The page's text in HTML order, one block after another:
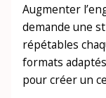
Augmenter
demande une
répétables
formats
pour créer un